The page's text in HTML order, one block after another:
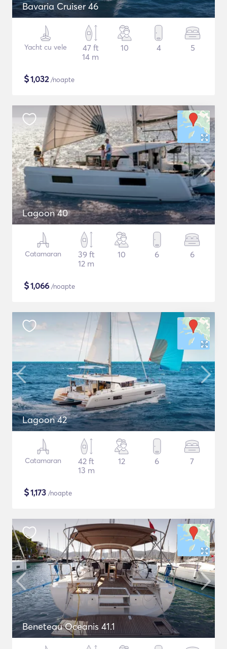
Bavaria Cruiser 46
Yacht cu vele
47 ft
14 m
10 4 5
$1,032/noapte
Lagoon 40
Catamaran
39 ft
12 m
10 6 6
$1,066 /noapte
Lagoon 42
Catamaran
42 ft
13 m
12 6 7
$1,173 /noapte
Beneteau Oceanis 41.1